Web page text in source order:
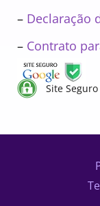
– Declaração
– Contrato
Site